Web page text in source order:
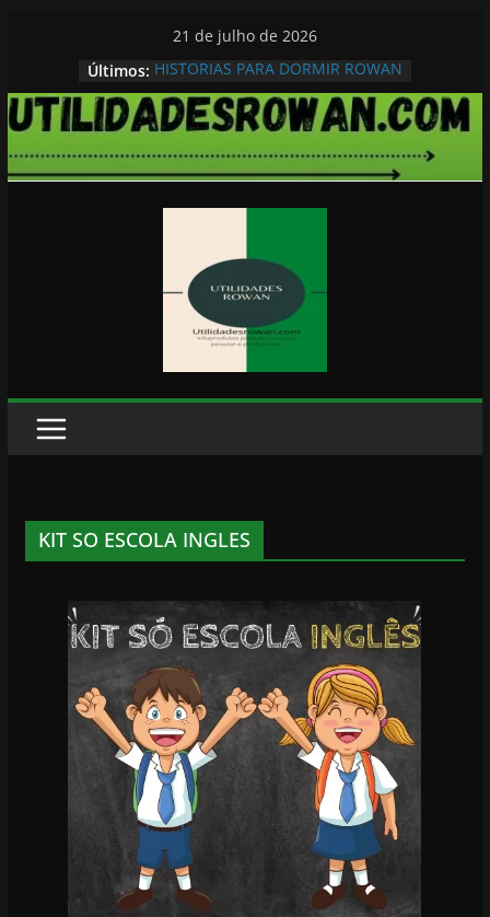
conteúdo
21 de julho de 2026
Últimos: HISTORIAS PARA DORMIR ROWAN
KIT SO ESCOLA INGLES